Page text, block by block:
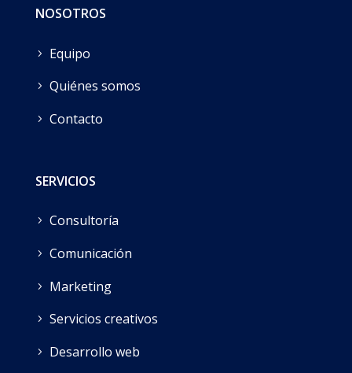
s
n
a
n
s
u
”
u
NOSOTROS
Equipo
Quiénes somos
Contacto
SERVICIOS
Consultoría
Comunicación
Marketing
Servicios creativos
Desarrollo web